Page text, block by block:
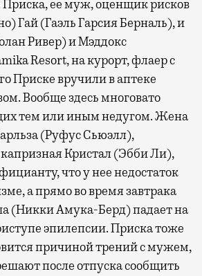
Приска, ее муж, оценщик рисков
Гай (Гаэль Гарсия Берналь), и
Ривер) и Мэддокс
Resort, на курорт, флаер с
Приске вручили в аптеке
Вообще здесь многовато
тем или иным недугом. Жена
(Руфус Сьюэлл),
Кристал (Эбби Ли),
что у нее недостаток
а прямо во время завтрака
(Никки Амука-Берд) падает на
эпилепсии. Приска тоже
причиной трений с мужем,
после отпуска сообщить